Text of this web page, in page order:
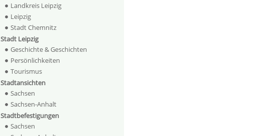
Landkreis Leipzig
Leipzig
Stadt Chemnitz
Stadt Leipzig
Geschichte & Geschichten
Persönlichkeiten
Tourismus
Stadtansichten
Sachsen
Sachsen-Anhalt
Stadtbefestigungen
Sachsen